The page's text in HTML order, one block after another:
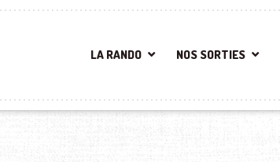
LA RANDO NOS SORTIES